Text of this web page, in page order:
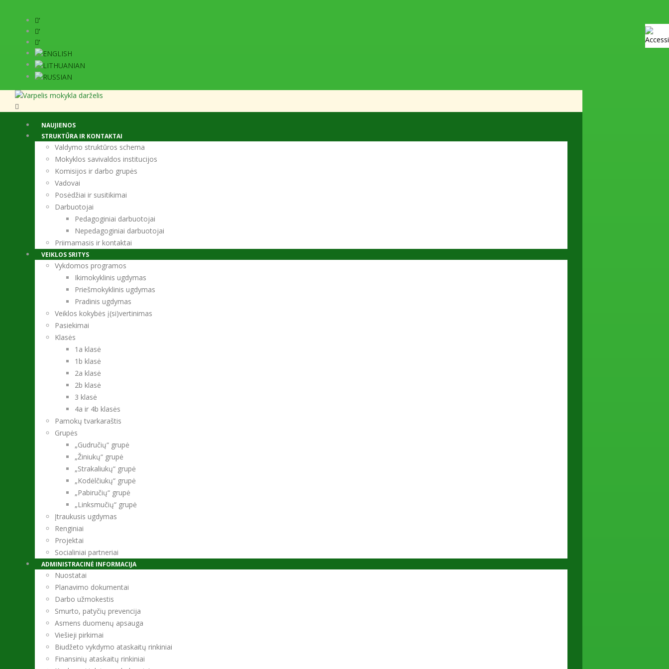
‘
‘
‘
NAUJIENOS
STRUKTŪRA IR KONTAKTAI
Valdymo struktūros schema
Mokyklos savivaldos institucijos
Komisijos ir darbo grupės
Vadovai
Posėdžiai ir susitikimai
Darbuotojai
Pedagoginiai darbuotojai
Nepedagoginiai darbuotojai
Priimamasis ir kontaktai
VEIKLOS SRITYS
Vykdomos programos
Ikimokyklinis ugdymas
Priešmokyklinis ugdymas
Pradinis ugdymas
Veiklos kokybės į(si)vertinimas
Pasiekimai
Klasės
1a klasė
1b klasė
2a klasė
2b klasė
3 klasė
4a ir 4b klasės
Pamokų tvarkaraštis
Grupės
„Gudručių“ grupė
„Žiniukų“ grupė
„Strakaliukų“ grupė
„Kodėlčiukų“ grupė
„Pabiručių“ grupė
„Linksmučių“ grupė
Įtraukusis ugdymas
Renginiai
Projektai
Socialiniai partneriai
ADMINISTRACINĖ INFORMACIJA
Nuostatai
Planavimo dokumentai
Darbo užmokestis
Smurto, patyčių prevencija
Asmens duomenų apsauga
Viešieji pirkimai
Biudžeto vykdymo ataskaitų rinkiniai
Finansinių ataskaitų rinkiniai